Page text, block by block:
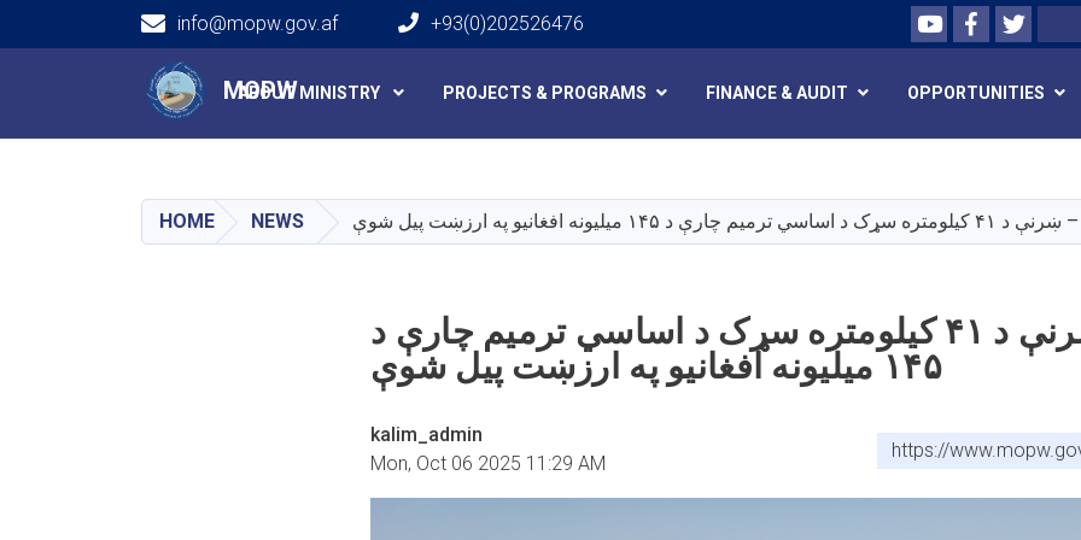
main
content
MOPW
info@mopw.gov.af +93(0)202526476 YoutubeFacebookTwitter
Search
Main navigation
ABOUT MINISTRY PROJECTS & PROGRAMS FINANCE & AUDIT OPPORTUNITIES
HOME NEWS چارې د ۱۴۵ میلیونه افغانیو په ارزښت پیل شوې
د غزني – ښرنې د ۴۱ کیلومتره سړک د اساسي ترمیم چارې د
۱۴۵ میلیونه افغانیو په ارزښت پیل شوې
kalim_admin
Mon, Oct 06 2025 11:29 AM
https://